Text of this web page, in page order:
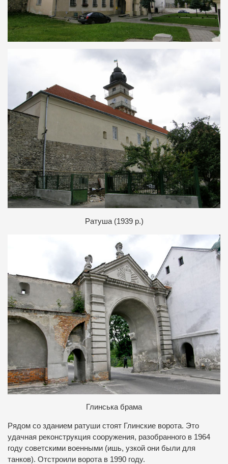
Ратуша (1939 р.)
Глинська брама
Рядом со зданием ратуши стоят Глинские ворота. Это
удачная реконструкция сооружения, разобранного в 1964
году советскими военными (ишь, узкой они были для
танков). Отстроили ворота в 1990 году.